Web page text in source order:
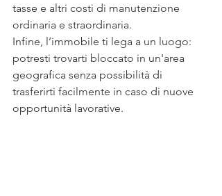
tasse e altri costi di manutenzione
ordinaria e straordinaria.
Infine, l’immobile ti lega a un luogo:
potresti trovarti bloccato in un'area
geografica senza possibilità di
trasferirti facilmente in caso di nuove
opportunità lavorative.